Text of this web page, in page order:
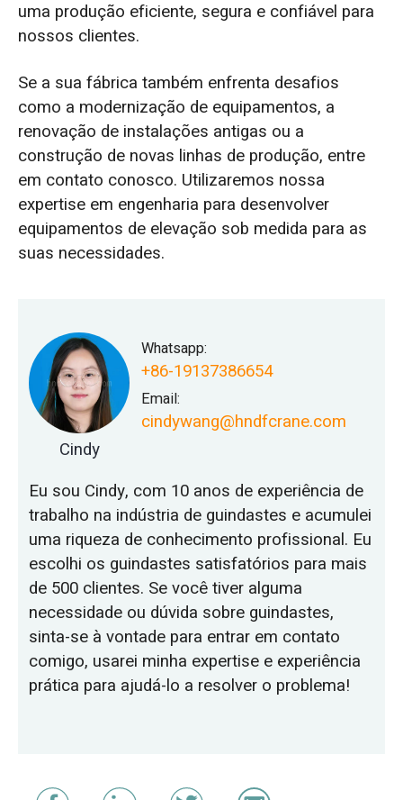
uma produção eficiente, segura e confiável para
nossos clientes.
Se a sua fábrica também enfrenta desafios
como a modernização de equipamentos, a
renovação de instalações antigas ou a
construção de novas linhas de produção, entre
em contato conosco. Utilizaremos nossa
expertise em engenharia para desenvolver
equipamentos de elevação sob medida para as
suas necessidades.
Cindy
Whatsapp:
+86-19137386654
Email:
cindywang@hndfcrane.com
Eu sou Cindy, com 10 anos de experiência de
trabalho na indústria de guindastes e acumulei
uma riqueza de conhecimento profissional. Eu
escolhi os guindastes satisfatórios para mais
de 500 clientes. Se você tiver alguma
necessidade ou dúvida sobre guindastes,
sinta-se à vontade para entrar em contato
comigo, usarei minha expertise e experiência
prática para ajudá-lo a resolver o problema!